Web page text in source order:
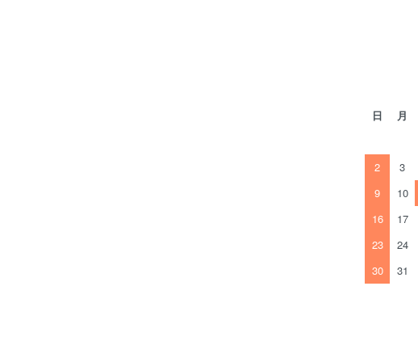
日 月
2
3
9
10
16
17
23
24
30
31